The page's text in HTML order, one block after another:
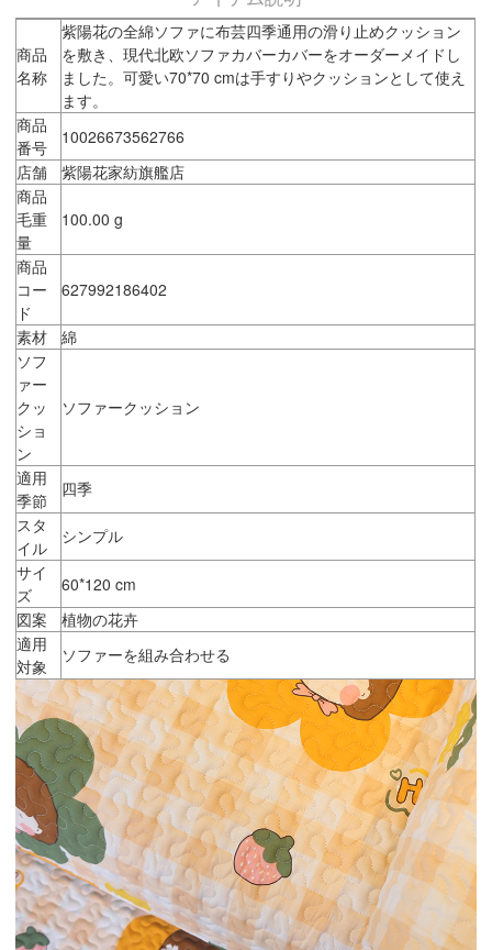
商品
名称
紫陽花の全綿ソファに布芸四季通用の滑り止めクッション
を敷き、現代北欧ソファカバーカバーをオーダーメイドし
ました。可愛い70*70 cmは手すりやクッションとして使え
ます。
商品
番号
10026673562766
店舗
紫陽花家紡旗艦店
商品
毛重
量
100.00 g
商品
コー
ド
627992186402
素材
綿
ソフ
ァー
クッ
ショ
ン
ソファークッション
適用
季節
四季
スタ
イル
シンプル
サイ
ズ
60*120 cm
図案
植物の花卉
適用
対象
ソファーを組み合わせる